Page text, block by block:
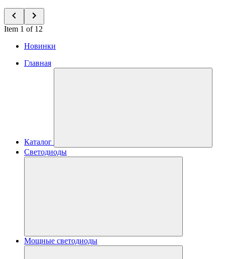
Item 1 of 12
Новинки
Главная
Каталог
Светодиоды
Мощные светодиоды